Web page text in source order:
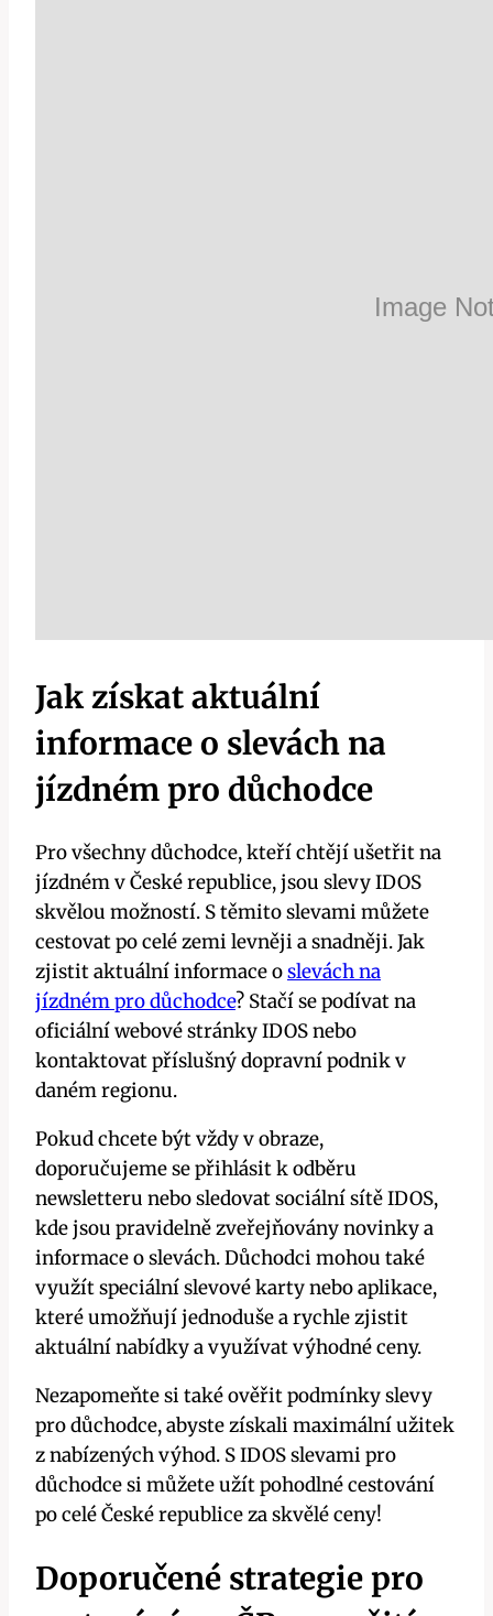
Jak získat⁤ aktuální
informace o slevách ​na
jízdném​ pro důchodce
Pro všechny důchodce, ⁤kteří chtějí ušetřit na
jízdném v ⁢České republice, jsou⁣ slevy IDOS
‍skvělou možností. S těmito ‌slevami můžete
cestovat po celé zemi levněji a snadněji. Jak
zjistit aktuální informace oslevách na
jízdném pro důchodce? Stačí se podívat⁣ na⁢
oficiální webové stránky IDOS nebo
kontaktovat příslušný dopravní podnik v
daném regionu.
Pokud ⁣chcete být vždy v obraze, ​
doporučujeme se přihlásit ⁣k ⁢odběru​
newsletteru⁣ nebo sledovat sociální sítě ⁤IDOS,​
kde jsou pravidelně ‌zveřejňovány‌ novinky a⁤
informace o slevách. ⁤Důchodci⁤ mohou také
využít speciální slevové⁣ karty nebo aplikace,
‌které ‌umožňují jednoduše ⁤a rychle‌ zjistit
aktuální nabídky a využívat výhodné ceny.
Nezapomeňte si také ověřit podmínky slevy
pro důchodce, ​abyste získali maximální užitek
z nabízených výhod. S IDOS​ slevami‍ pro
důchodce si ⁢můžete užít pohodlné cestování
po celé ⁢České‌ republice ‌za skvělé ceny!
Doporučené strategie pro